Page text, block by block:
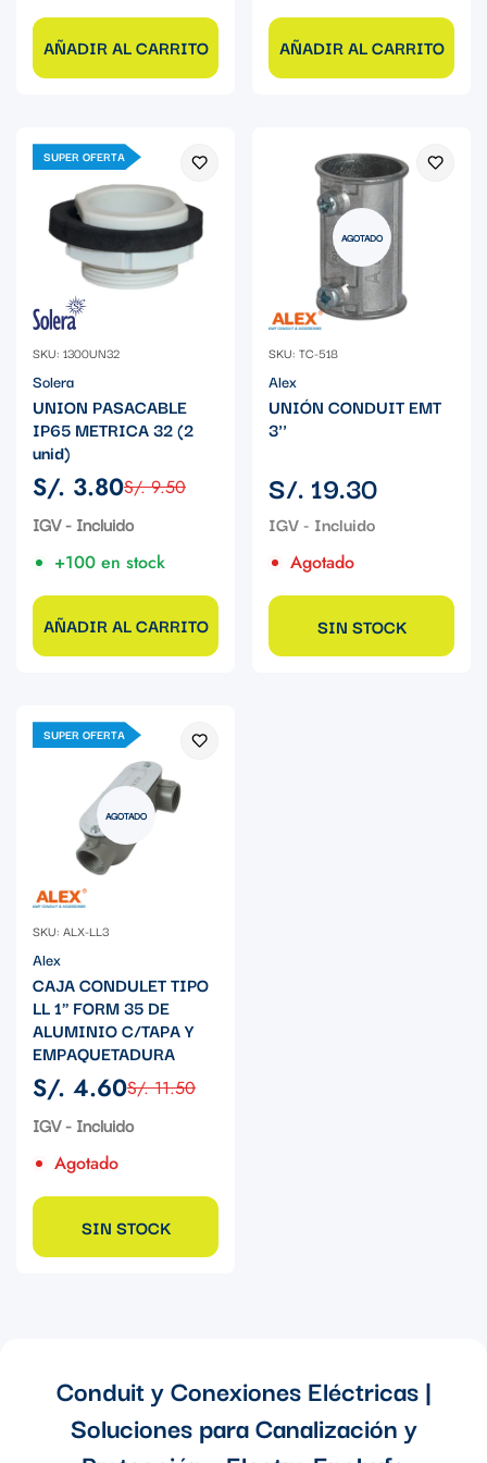
AÑADIR AL CARRITO AÑADIR AL CARRITO
SUPER OFERTA
SKU: 1300UN32
Solera
UNION PASACABLE
IP65 METRICA 32 (2
unid)
Precio
de
S/. 3.80
Precio
regular
S/. 9.50
IGV - Incluido
+100 en stock
AÑADIR AL CARRITO
AGOTADO
SKU: TC-518
Alex
UNIÓN CONDUIT EMT
3''
Precio
regular
S/. 19.30
Agotado
SIN STOCK
SUPER OFERTA
AGOTADO
SKU: ALX-LL3
Alex
CAJA CONDULET TIPO
LL 1" FORM 35 DE
ALUMINIO C/TAPA Y
EMPAQUETADURA
Precio
de
S/. 4.60
Precio
regular
S/. 11.50
IGV - Incluido
Agotado
SIN STOCK
Conduit y Conexiones Eléctricas |
Soluciones para Canalización y